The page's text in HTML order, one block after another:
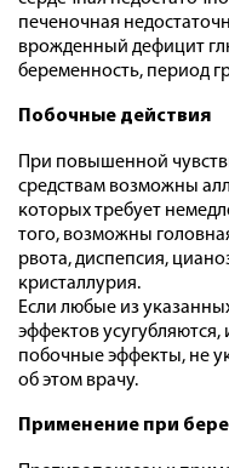
печеночная
врожденный дефицит
беременность, период
Побочные действия
При повышенной
средствам возможны
которых требует
того, возможны
рвота, диспепсия,
кристаллурия.
Если любые из
эффектов
побочные эффекты, не
об этом врачу.
Применение при